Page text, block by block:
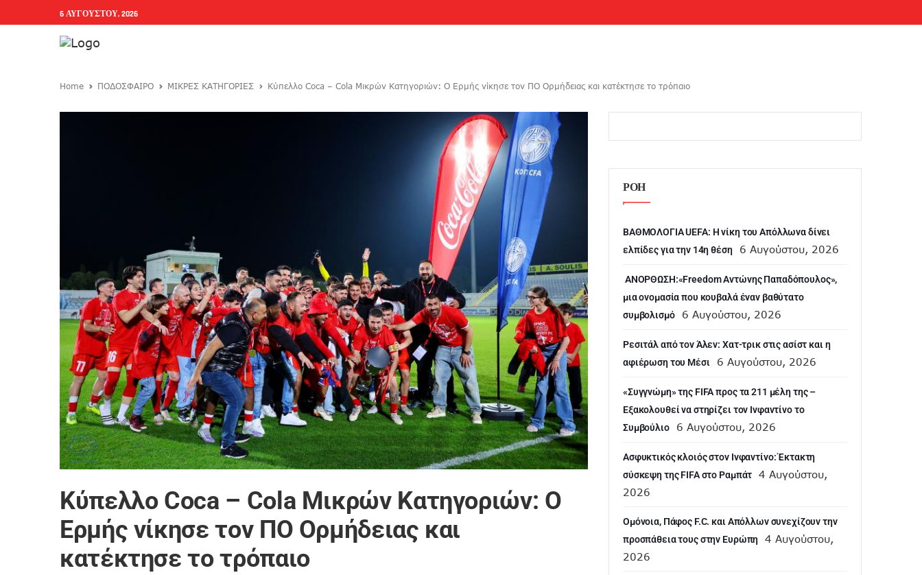
6 ΑΥΓΟΎΣΤΟΥ, 2026
Home ΠΟΔΟΣΦΑΙΡΟ ΜΙΚΡΕΣ ΚΑΤΗΓΟΡΙΕΣ Κύπελλο Coca – Cola Μικρών Κατηγοριών: Ο Ερμής νίκησε τον ΠΟ Ορμήδειας και κατέκτησε το τρόπαιο
Κύπελλο Coca – Cola Μικρών Κατηγοριών: Ο
Ερμής νίκησε τον ΠΟ Ορμήδειας και
κατέκτησε το τρόπαιο
ΡΟΗ
ΒΑΘΜΟΛΟΓΙΑ UEFA: Η νίκη του Απόλλωνα δίνει
ελπίδες για την 14η θέση
6 Αυγούστου, 2026
ANOΡΘΩΣΗ:«Freedom Αντώνης Παπαδόπουλος»,
μια ονομασία που κουβαλά έναν βαθύτατο
συμβολισμό
6 Αυγούστου, 2026
Ρεσιτάλ από τον Άλεν: Χατ-τρικ στις ασίστ και η
αφιέρωση του Μέσι
6 Αυγούστου, 2026
«Συγγνώμη» της FIFA προς τα 211 μέλη της –
Εξακολουθεί να στηρίζει τον Ινφαντίνο το
Συμβούλιο
6 Αυγούστου, 2026
Ασφυκτικός κλοιός στον Ινφαντίνο: Έκτακτη
σύσκεψη της FIFA στο Ραμπάτ
4 Αυγούστου,
2026
Ομόνοια, Πάφος F.C. και Απόλλων συνεχίζουν την
προσπάθεια τους στην Ευρώπη
4 Αυγούστου,
2026